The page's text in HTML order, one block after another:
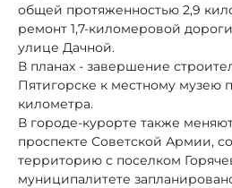
общей протяженностью 2,9
ремонт 1,7-киломеровой
улице Дачной.
В планах - завершение
Пятигорске к местному музею
километра.
В городе-курорте также
проспекте Советской Армии,
территорию с поселком
муниципалитете